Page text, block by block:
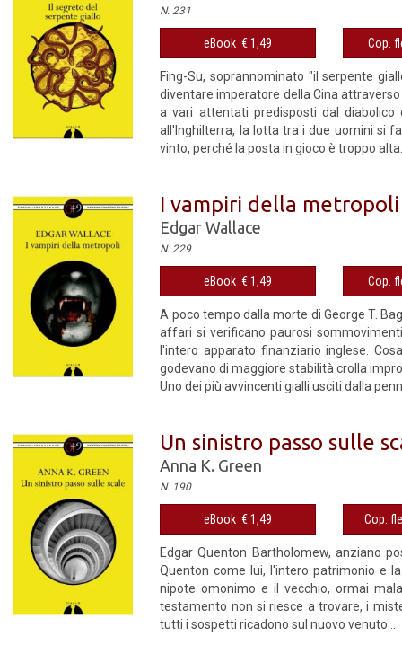
N. 231
eBook € 1,49 Cop.
Fing-Su, soprannominato "il serpente
diventare imperatore della Cina
a vari attentati predisposti dal diabolico
all'Inghilterra, la lotta tra i due uomini si
vinto, perché la posta in gioco è troppo
I vampiri della metropoli
Edgar Wallace
N. 229
eBook € 1,49 Cop.
A poco tempo dalla morte di George T.
affari si verificano paurosi
l'intero apparato finanziario inglese.
godevano di maggiore stabilità crolla
Uno dei più avvincenti gialli usciti dalla
Un sinistro passo sulle
Anna K. Green
N. 190
eBook € 1,49 Cop.
Edgar Quenton Bartholomew, anziano
Quenton come lui, l'intero patrimonio e
nipote omonimo e il vecchio, ormai
testamento non si riesce a trovare, i
tutti i sospetti ricadono sul nuovo venuto...